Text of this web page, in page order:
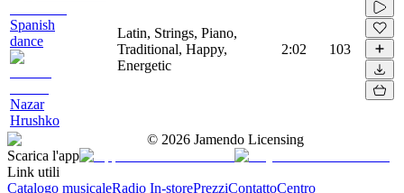
Spanish
dance
Nazar
Hrushko
Latin, Strings, Piano,
Traditional, Happy,
Energetic
2:02 103
© 2026 Jamendo Licensing
Scarica l'app
Link utili
Catalogo musicaleRadio In-storePrezziContattoCentro